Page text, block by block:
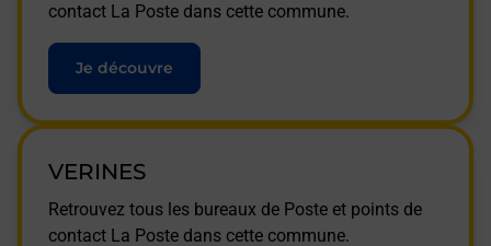
contact La Poste dans cette commune.
Je découvre
VERINES
Retrouvez tous les bureaux de Poste et points de
contact La Poste dans cette commune.